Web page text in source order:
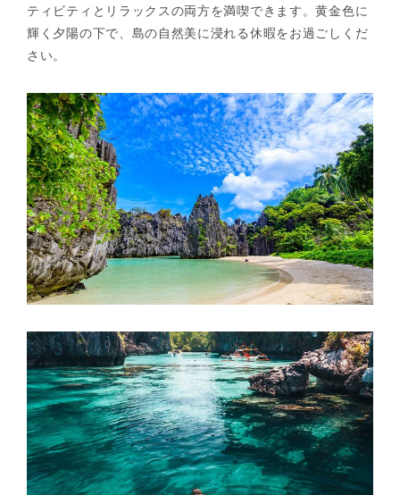
ティビティとリラックスの両方を満喫できます。黄金色に
輝く夕陽の下で、島の自然美に浸れる休暇をお過ごしくだ
さい。